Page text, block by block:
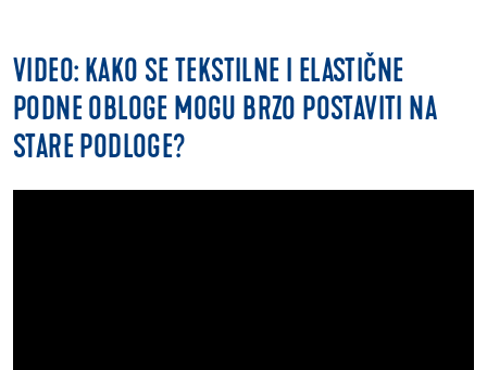
VIDEO: KAKO SE TEKSTILNE I ELASTIČNE
PODNE OBLOGE MOGU BRZO POSTAVITI NA
STARE PODLOGE?